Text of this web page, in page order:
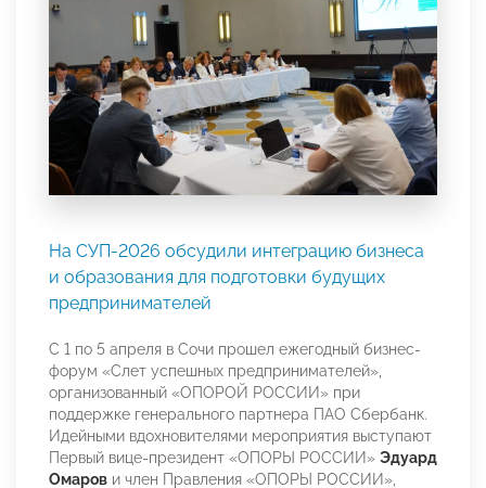
На СУП-2026 обсудили интеграцию бизнеса
и образования для подготовки будущих
предпринимателей
С 1 по 5 апреля в Сочи прошел ежегодный бизнес-
форум «Слет успешных предпринимателей»,
организованный «ОПОРОЙ РОССИИ» при
поддержке генерального партнера ПАО Сбербанк.
Идейными вдохновителями мероприятия выступают
Первый вице-президент «ОПОРЫ РОССИИ» Эдуард
Омаров и член Правления «ОПОРЫ РОССИИ»,